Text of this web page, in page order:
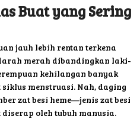
Buat yang Sering
jauh lebih rentan terkena
merah dibandingkan laki-
kehilangan banyak
menstruasi. Nah, daging
zat besi heme—jenis zat besi
oleh tubuh manusia.